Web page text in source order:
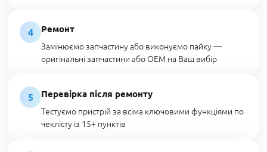
4
Ремонт
Замінюємо запчастину або виконуємо пайку —
оригінальні запчастини або OEM на Ваш вибір
5
Перевірка після ремонту
Тестуємо пристрій за всіма ключовими функціями по
чеклісту із 15+ пунктів